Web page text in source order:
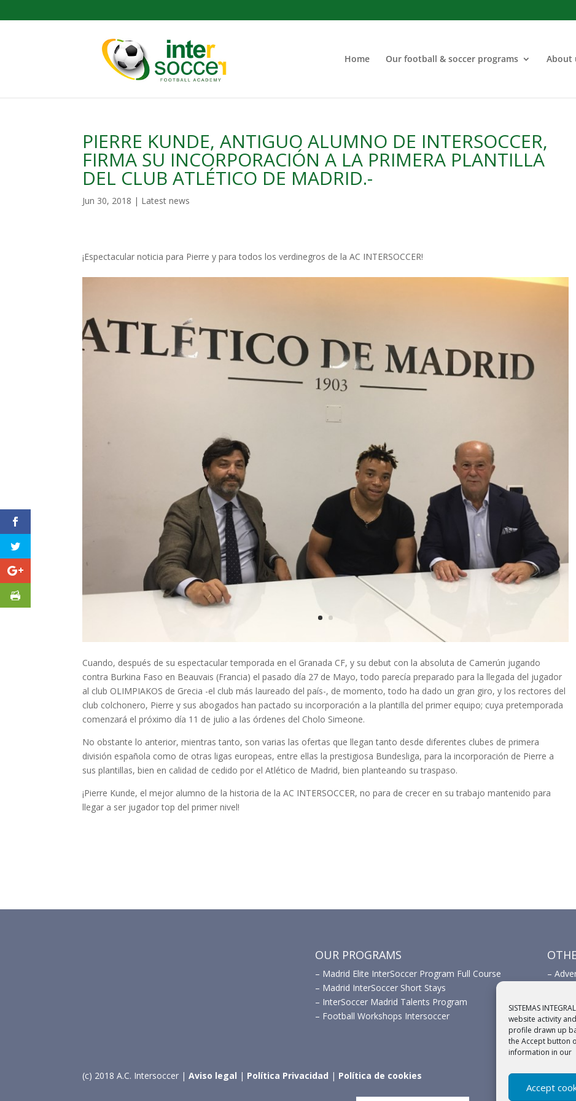
SISTEMAS
website activity
profile drawn up
the Accept button
information in our
Accept
Home Our football & soccer programs About
PIERRE KUNDE, ANTIGUO ALUMNO DE INTERSOCCER,
FIRMA SU INCORPORACIÓN A LA PRIMERA PLANTILLA
DEL CLUB ATLÉTICO DE MADRID.-
Jun 30, 2018 | Latest news
¡Espectacular noticia para Pierre y para todos los verdinegros de la AC INTERSOCCER!
Cuando, después de su espectacular temporada en el Granada CF, y su debut con la absoluta de Camerún jugando
contra Burkina Faso en Beauvais (Francia) el pasado día 27 de Mayo, todo parecía preparado para la llegada del jugador
al club OLIMPIAKOS de Grecia -el club más laureado del país-, de momento, todo ha dado un gran giro, y los rectores del
club colchonero, Pierre y sus abogados han pactado su incorporación a la plantilla del primer equipo; cuya pretemporada
comenzará el próximo día 11 de julio a las órdenes del Cholo Simeone.
No obstante lo anterior, mientras tanto, son varias las ofertas que llegan tanto desde diferentes clubes de primera
división española como de otras ligas europeas, entre ellas la prestigiosa Bundesliga, para la incorporación de Pierre a
sus plantillas, bien en calidad de cedido por el Atlético de Madrid, bien planteando su traspaso.
¡Pierre Kunde, el mejor alumno de la historia de la AC INTERSOCCER, no para de crecer en su trabajo mantenido para
llegar a ser jugador top del primer nivel!
OUR PROGRAMS
– Madrid Elite InterSoccer Program Full Course
– Madrid InterSoccer Short Stays
– InterSoccer Madrid Talents Program
– Football Workshops Intersoccer
–
(c) 2018 A.C. Intersoccer |Aviso legal | Política Privacidad | Política de cookies